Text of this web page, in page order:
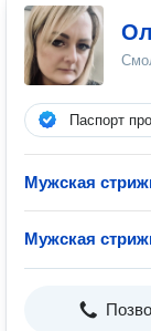
Паспорт
Мужская
Мужская